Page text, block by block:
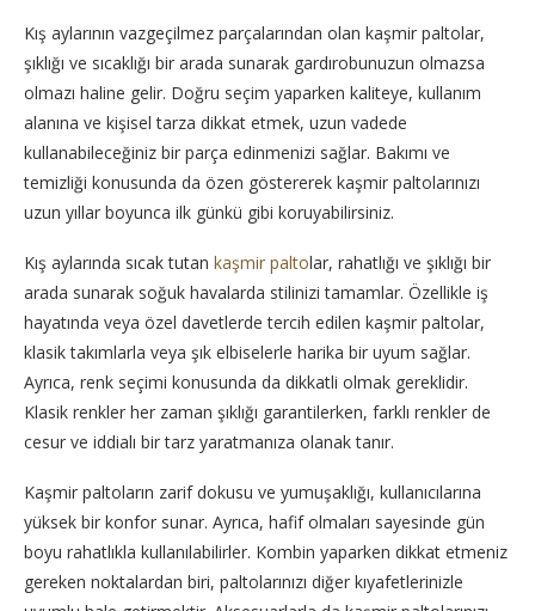
Kış aylarının vazgeçilmez parçalarından olan kaşmir paltolar,
şıklığı ve sıcaklığı bir arada sunarak gardırobunuzun olmazsa
olmazı haline gelir. Doğru seçim yaparken kaliteye, kullanım
alanına ve kişisel tarza dikkat etmek, uzun vadede
kullanabileceğiniz bir parça edinmenizi sağlar. Bakımı ve
temizliği konusunda da özen göstererek kaşmir paltolarınızı
uzun yıllar boyunca ilk günkü gibi koruyabilirsiniz.
Kış aylarında sıcak tutan kaşmir paltolar, rahatlığı ve şıklığı bir
arada sunarak soğuk havalarda stilinizi tamamlar. Özellikle iş
hayatında veya özel davetlerde tercih edilen kaşmir paltolar,
klasik takımlarla veya şık elbiselerle harika bir uyum sağlar.
Ayrıca, renk seçimi konusunda da dikkatli olmak gereklidir.
Klasik renkler her zaman şıklığı garantilerken, farklı renkler de
cesur ve iddialı bir tarz yaratmanıza olanak tanır.
Kaşmir paltoların zarif dokusu ve yumuşaklığı, kullanıcılarına
yüksek bir konfor sunar. Ayrıca, hafif olmaları sayesinde gün
boyu rahatlıkla kullanılabilirler. Kombin yaparken dikkat etmeniz
gereken noktalardan biri, paltolarınızı diğer kıyafetlerinizle